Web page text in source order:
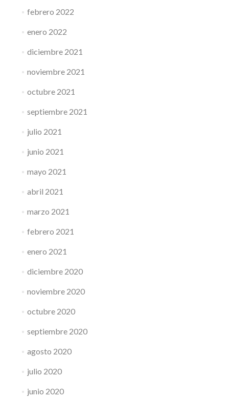
febrero 2022
enero 2022
diciembre 2021
noviembre 2021
octubre 2021
septiembre 2021
julio 2021
junio 2021
mayo 2021
abril 2021
marzo 2021
febrero 2021
enero 2021
diciembre 2020
noviembre 2020
octubre 2020
septiembre 2020
agosto 2020
julio 2020
junio 2020